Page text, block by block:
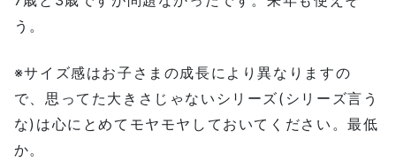
う。
※サイズ感はお子さまの成長により異なりますの
で、思ってた大きさじゃないシリーズ(シリーズ言う
な)は心にとめてモヤモヤしておいてください。最低
か。